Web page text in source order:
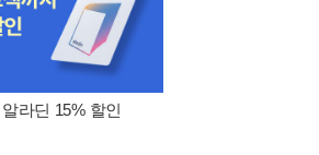
라딘 15% 할인